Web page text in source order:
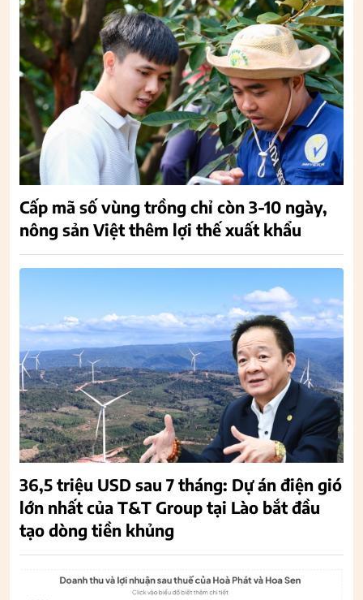
Cấp mã số vùng trồng chỉ còn 3-10 ngày,
nông sản Việt thêm lợi thế xuất khẩu
36,5 triệu USD sau 7 tháng: Dự án điện gió
lớn nhất của T&T Group tại Lào bắt đầu
tạo dòng tiền khủng